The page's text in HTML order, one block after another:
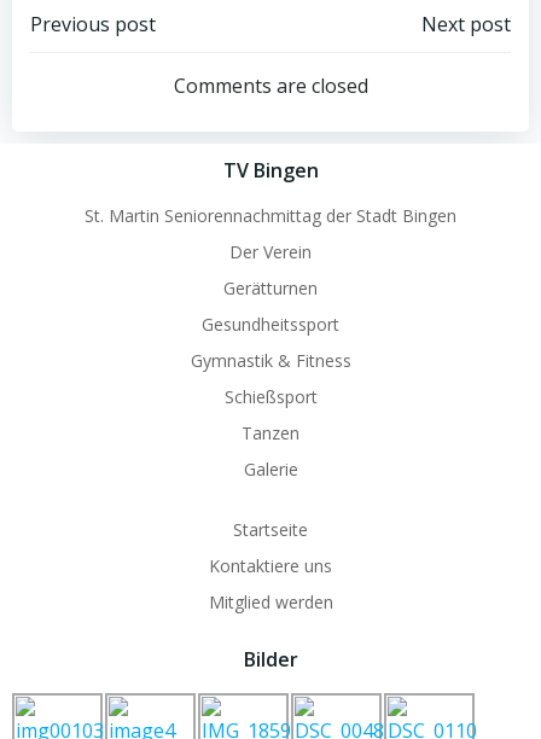
Post
navigation
Previous post
navigation
Next post
Comments are closed
TV Bingen
St. Martin Seniorennachmittag der Stadt Bingen
Der Verein
Gerätturnen
Gesundheitssport
Gymnastik & Fitness
Schießsport
Tanzen
Galerie
Startseite
Kontaktiere uns
Mitglied werden
Bilder